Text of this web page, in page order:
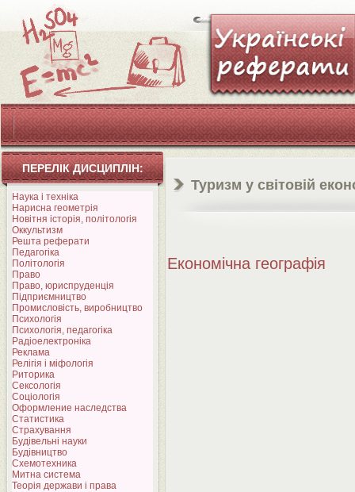
ПЕРЕЛІК ДИСЦИПЛІН:
Наука і техніка
Нарисна геометрія
Новітня історія, політологія
Оккультизм
Решта реферати
Педагогіка
Політологія
Право
Право, юриспруденція
Підприємництво
Промисловість, виробництво
Психологія
Психологія, педагогіка
Радіоелектроніка
Реклама
Релігія і міфологія
Риторика
Сексологія
Соціологія
Оформление наследства
Статистика
Страхування
Будівельні науки
Будівництво
Схемотехника
Митна система
Теорія держави і права
Туризм у світовій
Економічна географія